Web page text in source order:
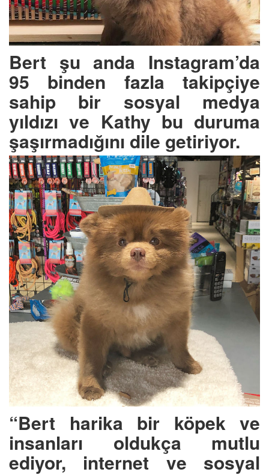
Bert şu anda Instagram’da
95 binden fazla takipçiye
sahip bir sosyal medya
yıldızı ve Kathy bu duruma
şaşırmadığını dile getiriyor.
“Bert harika bir köpek ve
insanları oldukça mutlu
ediyor, internet ve sosyal